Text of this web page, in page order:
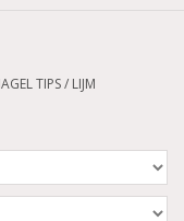
TIPS/ LIJM